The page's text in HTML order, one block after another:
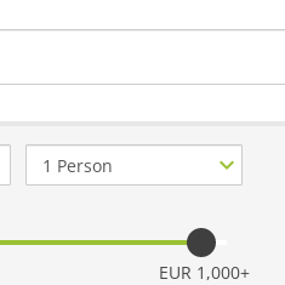
Anzahl
Personen
EUR 1,000+